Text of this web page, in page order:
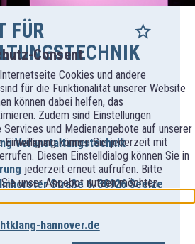
Consent
Cookies und andere
für die Funktionalität unserer Website
können dabei helfen, das
Zudem sind Einstellungen
und Medienangebote auf unserer
können Sie jederzeit mit
Diesen Einstelldialog können Sie in
jederzeit erneut aufrufen. Bitte
unser Angebot nutzen möchten.
FÜR
Veranstaltungstechnik
Straße 6, 30926 Seelze
hannover.de